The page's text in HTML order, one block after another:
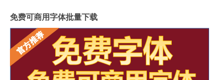
免费可商用字体批量下载